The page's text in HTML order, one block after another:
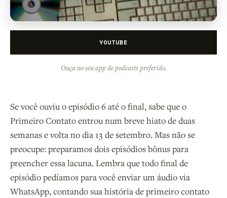
YOUTUBE
Ouça no seu app de podcasts preferido.
Se você ouviu o episódio 6 até o final, sabe que o
Primeiro Contato entrou num breve hiato de duas
semanas e volta no dia 13 de setembro. Mas não se
preocupe: preparamos dois episódios bônus para
preencher essa lacuna. Lembra que todo final de
episódio pedíamos para você enviar um áudio via
WhatsApp, contando sua história de primeiro contato